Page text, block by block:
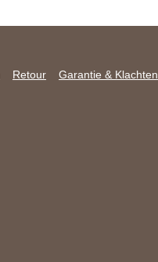
Retour Garantie & Klachten